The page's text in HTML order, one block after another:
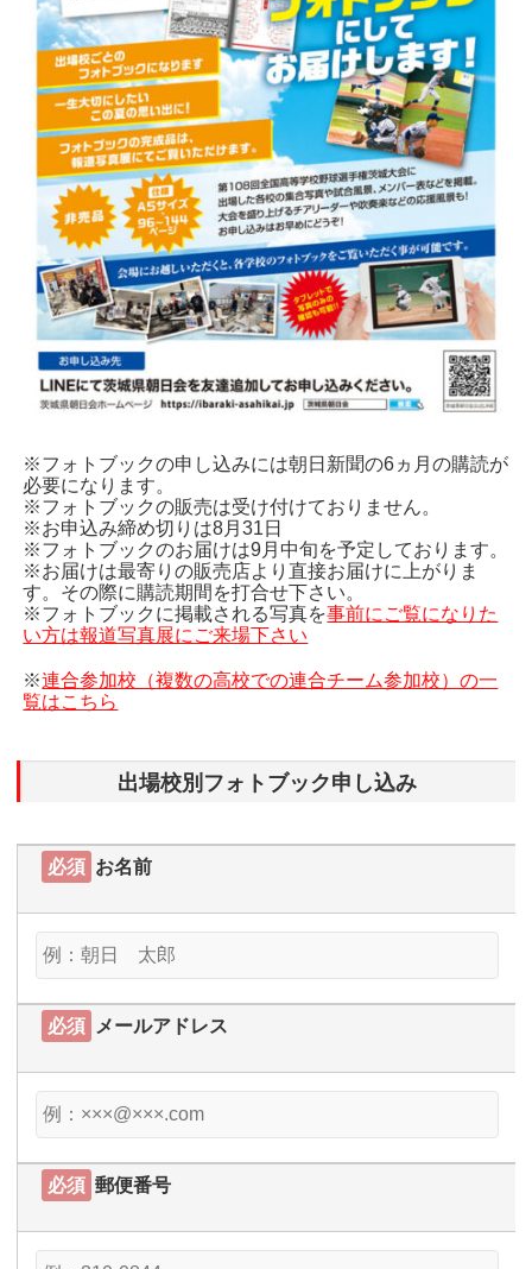
※フォトブックの申し込みには朝日新聞の6ヵ月の購読が
必要になります。
※フォトブックの販売は受け付けておりません。
※お申込み締め切りは8月31日
※フォトブックのお届けは9月中旬を予定しております。
※お届けは最寄りの販売店より直接お届けに上がりま
す。その際に購読期間を打合せ下さい。
※フォトブックに掲載される写真を事前にご覧になりた
い方は報道写真展にご来場下さい
※連合参加校（複数の高校での連合チーム参加校）の一
覧はこちら
出場校別フォトブック申し込み
必須 お名前
必須 メールアドレス
必須 郵便番号